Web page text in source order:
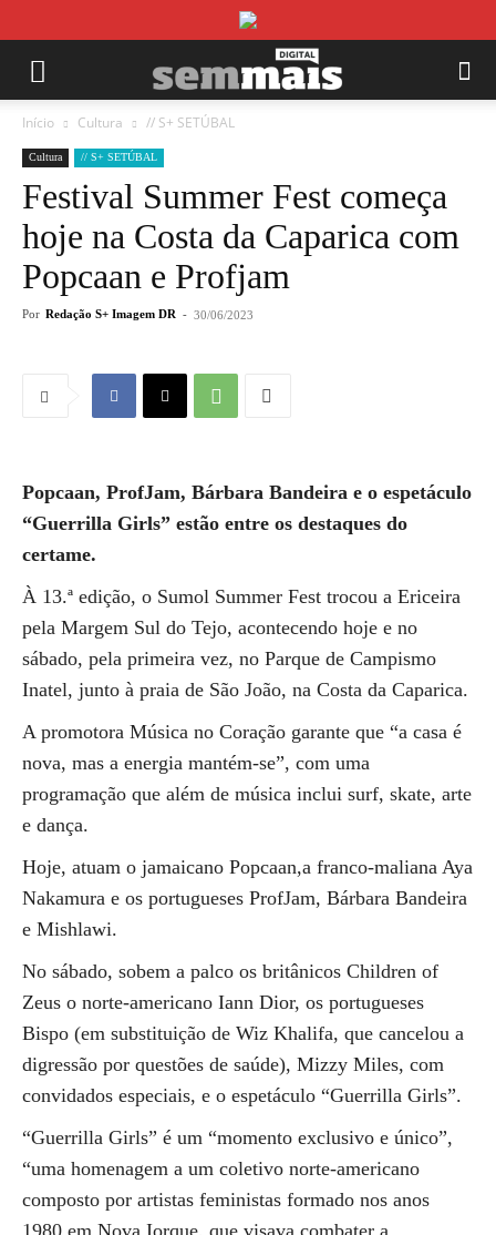
Início Cultura // S+ SETÚBAL
Cultura // S+ SETÚBAL
Festival Summer Fest começa
hoje na Costa da Caparica com
Popcaan e Profjam
Por Redação S+ Imagem DR - 30/06/2023
Popcaan, ProfJam, Bárbara Bandeira e o espetáculo
“Guerrilla Girls” estão entre os destaques do
certame.
À 13.ª edição, o Sumol Summer Fest trocou a Ericeira
pela Margem Sul do Tejo, acontecendo hoje e no
sábado, pela primeira vez, no Parque de Campismo
Inatel, junto à praia de São João, na Costa da Caparica.
A promotora Música no Coração garante que “a casa é
nova, mas a energia mantém-se”, com uma
programação que além de música inclui surf, skate, arte
e dança.
Hoje, atuam o jamaicano Popcaan,a franco-maliana Aya
Nakamura e os portugueses ProfJam, Bárbara Bandeira
e Mishlawi.
No sábado, sobem a palco os britânicos Children of
Zeus o norte-americano Iann Dior, os portugueses
Bispo (em substituição de Wiz Khalifa, que cancelou a
digressão por questões de saúde), Mizzy Miles, com
convidados especiais, e o espetáculo “Guerrilla Girls”.
“Guerrilla Girls” é um “momento exclusivo e único”,
“uma homenagem a um coletivo norte-americano
composto por artistas feministas formado nos anos
1980 em Nova Iorque, que visava combater a